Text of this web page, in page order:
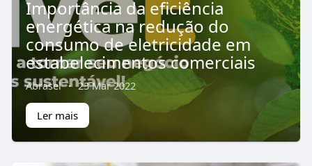
Importância da eficiência
energética na redução do
consumo de eletricidade em
estabelecimentos comerciais
Abrasel · 23 Mar 2022
Ler mais